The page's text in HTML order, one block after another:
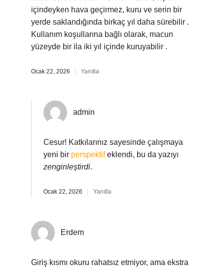
içindeyken hava geçirmez, kuru ve serin bir
yerde saklandığında birkaç yıl daha sürebilir .
Kullanım koşullarına bağlı olarak, macun
yüzeyde bir ila iki yıl içinde kuruyabilir .
Ocak 22, 2026 Yanıtla
admin
Cesur! Katkılarınız sayesinde çalışmaya
yeni bir perspektifeklendi, bu da yazıyı
zenginleştirdi.
Ocak 22, 2026 Yanıtla
Erdem
Giriş kısmı okuru rahatsız etmiyor, ama ekstra